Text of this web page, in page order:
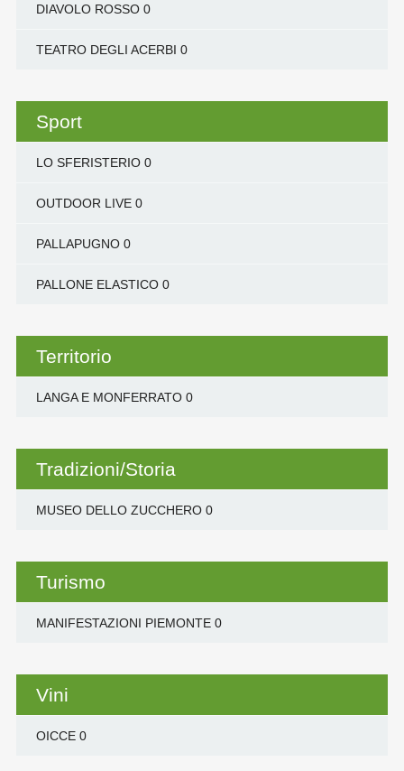
DIAVOLO ROSSO0
TEATRO DEGLI ACERBI 0
Sport
LO SFERISTERIO0
OUTDOOR LIVE0
PALLAPUGNO0
PALLONE ELASTICO0
Territorio
LANGA E MONFERRATO0
Tradizioni/Storia
MUSEO DELLO ZUCCHERO0
Turismo
MANIFESTAZIONI PIEMONTE0
Vini
OICCE0